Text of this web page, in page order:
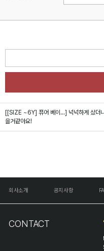
[[SIZE ~6Y] 퓨어 베이...] 넉넉하게 샀더
을거같아요!
회사소개 공지사항
CONTACT